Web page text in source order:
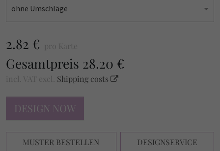
ohne Umschläge
2.82 € pro Karte
Gesamtpreis 28.20 €
incl. VAT excl. Shipping costs
DESIGN NOW
MUSTER BESTELLEN DESIGNSERVICE